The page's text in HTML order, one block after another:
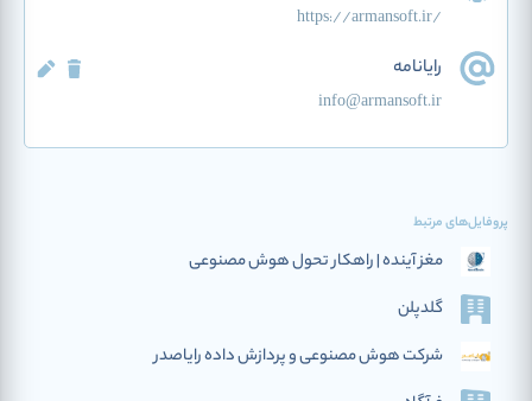
https://armansoft.ir/
رایانامه
info@armansoft.ir
پروفایل‌های مرتبط
مغز آینده | راهکار تحول هوش مصنوعی
گلدپلن
شرکت هوش مصنوعی و پردازش داده رایاصدر